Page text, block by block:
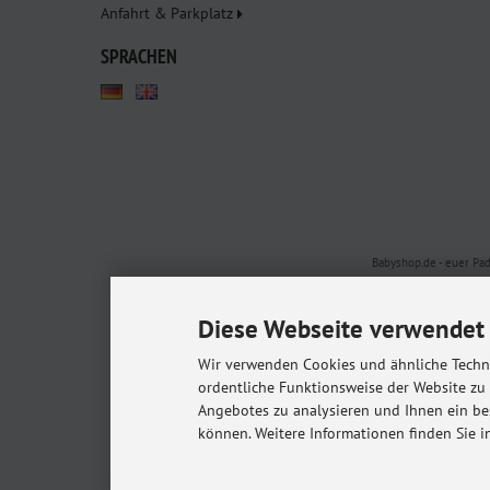
Anfahrt & Parkplatz
SPRACHEN
Babyshop.de - euer
Kindersitze, Babybettchen
* Gilt für Lieferungen
©
Diese Webseite
Wir verwenden Cookies und ähnliche
ordentliche Funktionsweise der Website
Angebotes zu analysieren und Ihnen ein
können. Weitere Informationen finden Sie